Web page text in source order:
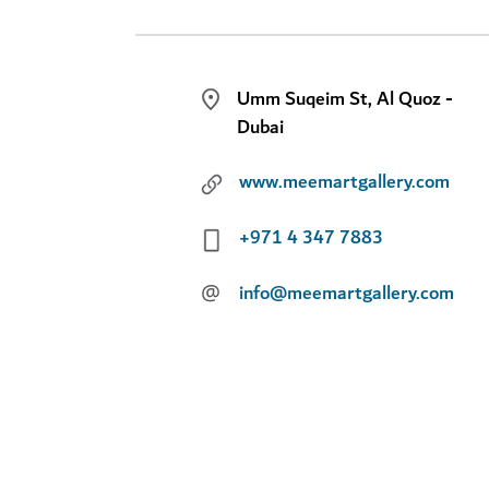
Umm Suqeim St, Al Quoz -
Dubai
www.meemartgallery.com
+971 4 347 7883
@ info@meemartgallery.com